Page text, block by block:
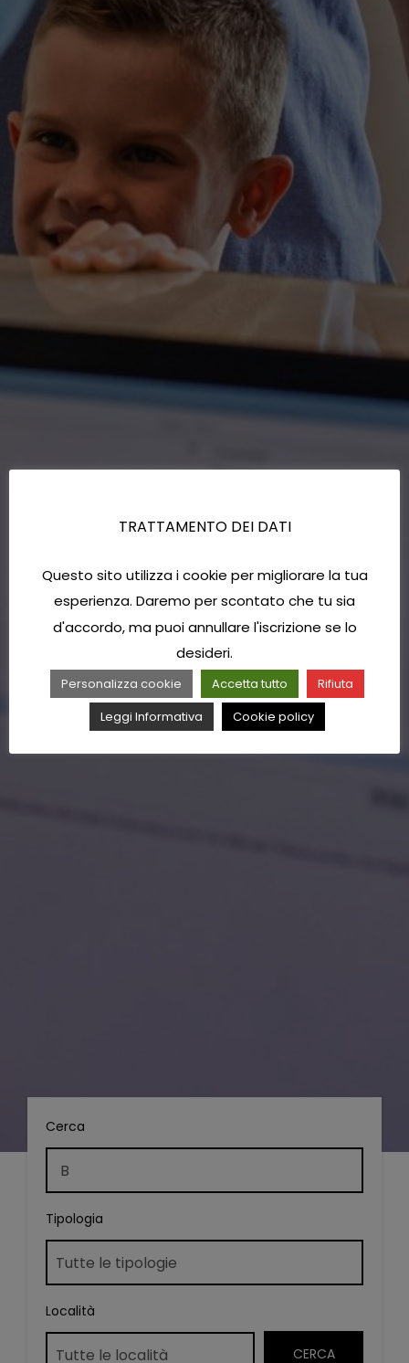
Cerca
Tipologia
Località
TRATTAMENTO DEI DATI
Questo sito utilizza i cookie per migliorare la tua
esperienza. Daremo per scontato che tu sia
d'accordo, ma puoi annullare l'iscrizione se lo
desideri.
Personalizza cookie Accetta tutto
Rifiuta
Leggi Informativa
Cookie policy